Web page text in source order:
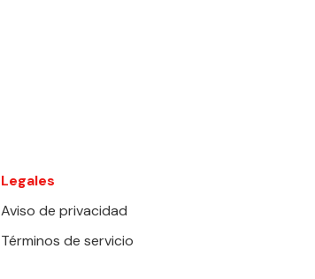
Legales
Aviso de privacidad
Términos de servicio